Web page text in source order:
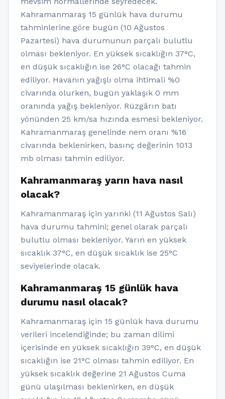
Kahramanmaraş 15 günlük hava durumu
tahminlerine göre bugün (10 Ağustos
Pazartesi) hava durumunun parçalı bulutlu
olması bekleniyor. En yüksek sıcaklığın 37°C,
en düşük sıcaklığın ise 26°C olacağı tahmin
ediliyor. Havanın yağışlı olma ihtimali %0
civarında olurken, bugün yaklaşık 0 mm
oranında yağış bekleniyor. Rüzgârın batı
yönünden 25 km/sa hızında esmesi bekleniyor.
Kahramanmaraş genelinde nem oranı %16
civarında beklenirken, basınç değerinin 1013
mb olması tahmin ediliyor.
Kahramanmaraş yarın hava nasıl
olacak?
Kahramanmaraş için yarınki (11 Ağustos Salı)
hava durumu tahmini; genel olarak parçalı
bulutlu olması bekleniyor. Yarın en yüksek
sıcaklık 37°C, en düşük sıcaklık ise 25°C
seviyelerinde olacak.
Kahramanmaraş 15 günlük hava
durumu nasıl olacak?
Kahramanmaraş için 15 günlük hava durumu
verileri incelendiğinde; bu zaman dilimi
içerisinde en yüksek sıcaklığın 39°C, en düşük
sıcaklığın ise 21°C olması tahmin ediliyor. En
yüksek sıcaklık değerine 21 Ağustos Cuma
günü ulaşılması beklenirken, en düşük